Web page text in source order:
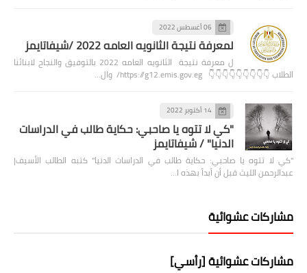
06 أغسطس 2022
لمعرفة نتيجة الثانويه العامه 2022 /شيفاتايمز
ل معرفة نتيجة الثانويه العامه 2022 بالتوفيق والنجاح لابنائنا
الطلاب 👇👇👇👇👇👇👇👇👇 https://g12.emis.gov.eg/ وال…
14 أكتوبر 2022
"كي لا تتوه يا صاحبي: حكاية طالب في الدراسات
الدنيا" / شيفاتايمز
"كي لا تتوه يا صاحبي: حكاية طالب في الدراسات الدنيا" كتبه الطالب الأسيف|
عبدالرحمن الليث قبل أن أبدأ بهذه ا…
مشاركات عشوائية
مشاركات عشوائية [رأسي]